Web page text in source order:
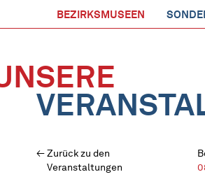
BEZIRKSMUSEEN
Zurück zu den
Veranstaltungen